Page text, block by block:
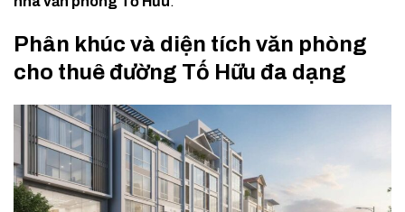
Phân khúc và diện tích văn phòng
cho thuê đường Tố Hữu đa dạng